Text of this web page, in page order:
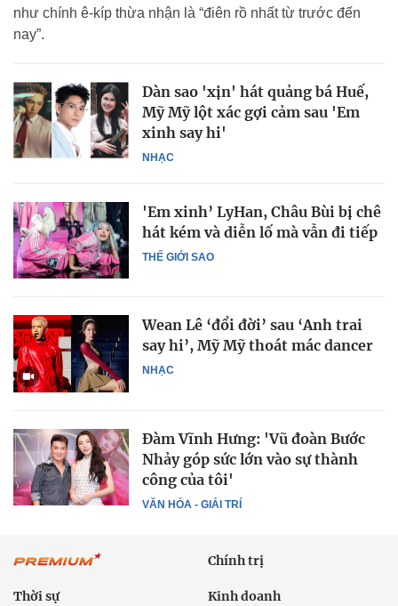
như chính ê-kíp thừa nhận là “điên rồ nhất từ trước đến
nay”.
NHẠC
Dàn sao 'xịn' hát quảng bá Huế,
Mỹ Mỹ lột xác gợi cảm sau 'Em
xinh say hi'
THẾ GIỚI SAO
'Em xinh’ LyHan, Châu Bùi bị chê
hát kém và diễn lố mà vẫn đi tiếp
NHẠC
Wean Lê ‘đổi đời’ sau ‘Anh trai
say hi’, Mỹ Mỹ thoát mác dancer
VĂN HÓA - GIẢI TRÍ
Đàm Vĩnh Hưng: 'Vũ đoàn Bước
Nhảy góp sức lớn vào sự thành
công của tôi'
Chính trị
Thời sự Kinh doanh